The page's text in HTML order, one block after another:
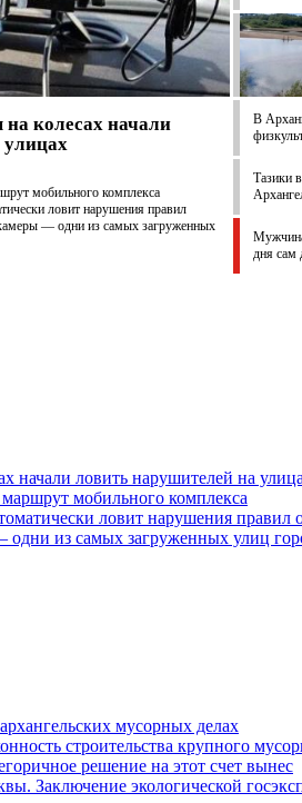
колесах начали
улицах
мобильного комплекса
ловит нарушения правил
— одни из самых загруженных
В
Тазики
дня сам
начали ловить нарушителей на
мобильного комплекса
ловит нарушения правил
из самых загруженных улиц
мусорных делах
строительства крупного
решение на этот счет вынес
Заключение экологической